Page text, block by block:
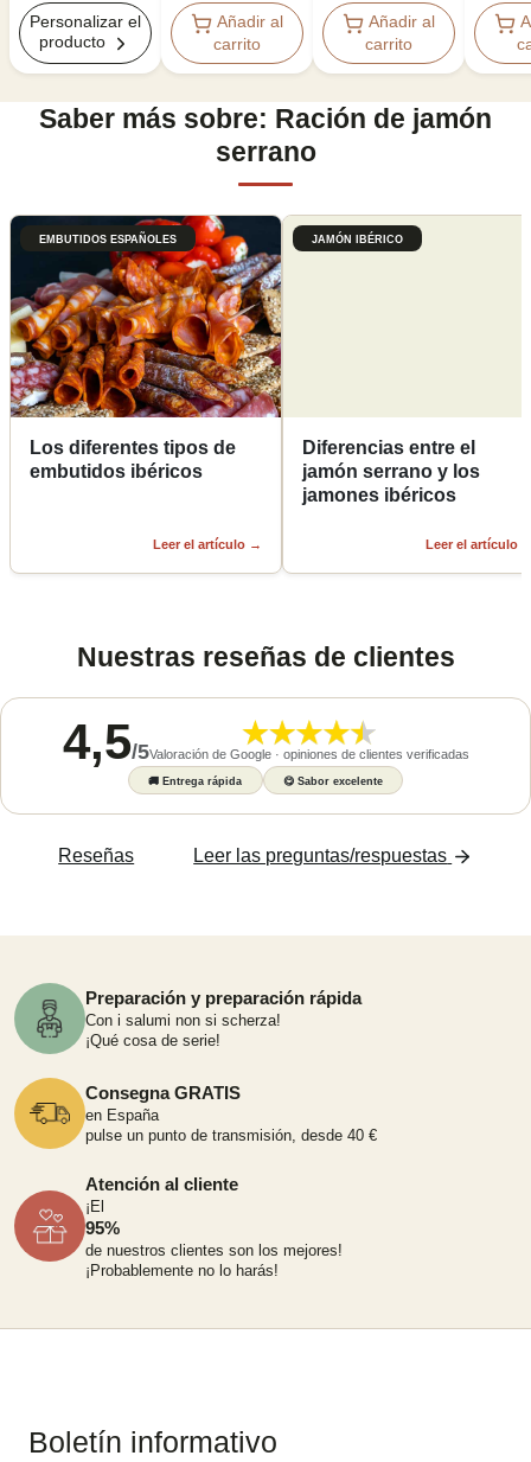
Personalizar el
producto
Añadir al
carrito
Añadir al
carrito
Saber más sobre: Ración de jamón
serrano
EMBUTIDOS ESPAÑOLES
Los diferentes tipos de
embutidos ibéricos
Leer el artículo →
JAMÓN IBÉRICO
Diferencias entre el
jamón serrano y los
jamones ibéricos
Leer el artículo
Nuestras reseñas de clientes
4,5/5Valoración de Google · opiniones de clientes verificadas
🚚 Entrega rápida 😋 Sabor excelente
Reseñas Leer las preguntas/respuestas
Preparación y preparación rápida
Con i salumi non si scherza!
¡Qué cosa de serie!
Consegna GRATIS
en España
pulse un punto de transmisión, desde 40 €
Atención al cliente
¡El
95%
de nuestros clientes son los mejores!
¡Probablemente no lo harás!
Boletín informativo